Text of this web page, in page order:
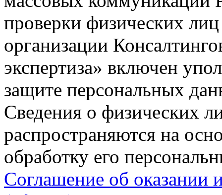
проверки физических
организации
экспертиза» включен
защите персональных
Сведения о физических
распространяются на
обработку его
Соглашение об оказании